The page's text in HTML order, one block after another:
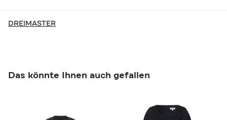
DREIMASTER
Das könnte Ihnen auch gefallen